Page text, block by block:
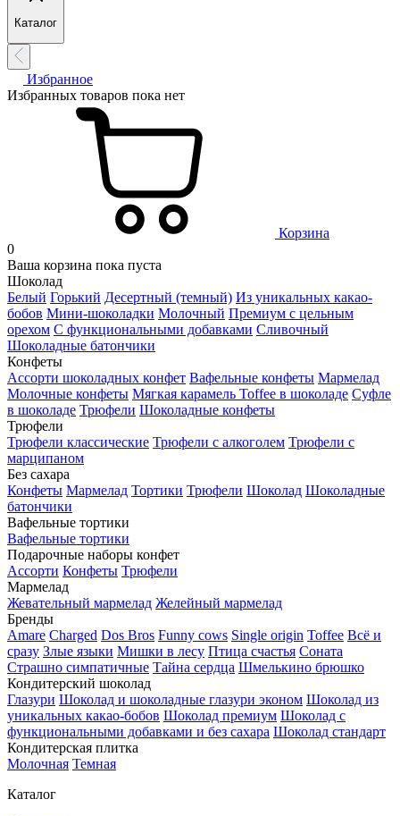
Каталог
Избранное
Избранных товаров пока нет
Корзина
0
Ваша корзина пока пуста
Шоколад
Белый Горький Десертный (темный) Из уникальных какао-
бобов Мини-шоколадки Молочный Премиум с цельным
орехом С функциональными добавками Сливочный
Шоколадные батончики
Конфеты
Ассорти шоколадных конфет Вафельные конфеты Мармелад
Молочные конфеты Мягкая карамель Toffee в шоколаде Суфле
в шоколаде Трюфели Шоколадные конфеты
Трюфели
Трюфели классические Трюфели с алкоголем Трюфели с
марципаном
Без сахара
Конфеты Мармелад Тортики Трюфели Шоколад Шоколадные
батончики
Вафельные тортики
Вафельные тортики
Подарочные наборы конфет
Ассорти Конфеты Трюфели
Мармелад
Жевательный мармелад Желейный мармелад
Бренды
Amare Charged Dos Bros Funny cows Single origin Toffee Всё и
сразу Злые языки Мишки в лесу Птица счастья Соната
Страшно симпатичные Тайна сердца Шмелькино брюшко
Кондитерский шоколад
Глазури Шоколад и шоколадные глазури эконом Шоколад из
уникальных какао-бобов Шоколад премиум Шоколад с
функциональными добавками и без сахара Шоколад стандарт
Кондитерская плитка
Молочная Темная
Каталог